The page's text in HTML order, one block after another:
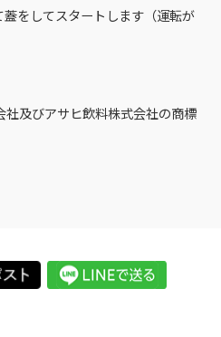
をしてスタートします（運転が
及びアサヒ飲料株式会社の商標